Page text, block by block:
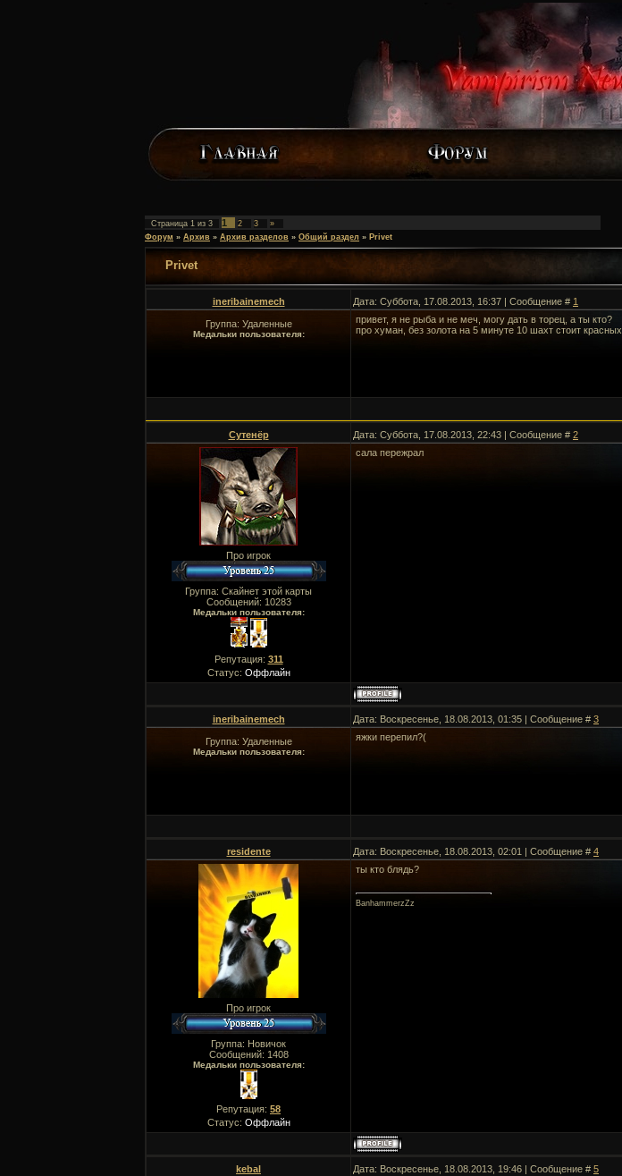
Страница 1 из 3 1 2 3 »
Форум » Архив » Архив разделов » Общий раздел » Privet
Privet
ineribainemech Дата: Суббота, 17.08.2013, 16:37 | Сообщение # 1
Группа: Удаленные
Медальки пользователя:
привет, я не рыба и не меч, могу дать в торец, а ты кто?
про хуман, без золота на 5 минуте 10 шахт стоит красных
Сутенёр Дата: Суббота, 17.08.2013, 22:43 | Сообщение # 2
Про игрок
Группа: Скайнет этой карты
Сообщений: 10283
Медальки пользователя:
Репутация: 311
Статус: Оффлайн
сала пережрал
ineribainemech Дата: Воскресенье, 18.08.2013, 01:35 | Сообщение # 3
Группа: Удаленные
Медальки пользователя:
яжки перепил?(
residente Дата: Воскресенье, 18.08.2013, 02:01 | Сообщение # 4
Про игрок
Группа: Новичок
Сообщений: 1408
Медальки пользователя:
Репутация: 58
Статус: Оффлайн
ты кто блядь?
BanhammerzZz
kebal Дата: Воскресенье, 18.08.2013, 19:46 | Сообщение # 5